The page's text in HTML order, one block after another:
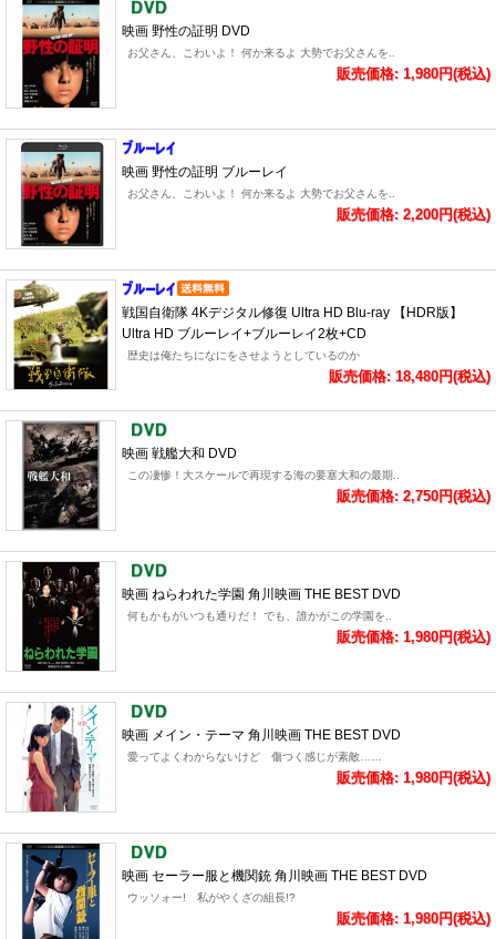
映画 野性の証明 DVD
お父さん、こわいよ！ 何か来るよ 大勢でお父さんを..
販売価格: 1,980円(税込)
映画 野性の証明 ブルーレイ
お父さん、こわいよ！ 何か来るよ 大勢でお父さんを..
販売価格: 2,200円(税込)
戦国自衛隊 4Kデジタル修復 Ultra HD Blu-ray 【HDR版】
Ultra HD ブルーレイ+ブルーレイ2枚+CD
歴史は俺たちになにをさせようとしているのか
販売価格: 18,480円(税込)
映画 戦艦大和 DVD
この凄惨！大スケールで再現する海の要塞大和の最期..
販売価格: 2,750円(税込)
映画 ねらわれた学園 角川映画 THE BEST DVD
何もかもがいつも通りだ！ でも、誰かがこの学園を..
販売価格: 1,980円(税込)
映画 メイン・テーマ 角川映画 THE BEST DVD
愛ってよくわからないけど 傷つく感じが素敵……
販売価格: 1,980円(税込)
映画 セーラー服と機関銃 角川映画 THE BEST DVD
ウッソォー! 私がやくざの組長!?
販売価格: 1,980円(税込)